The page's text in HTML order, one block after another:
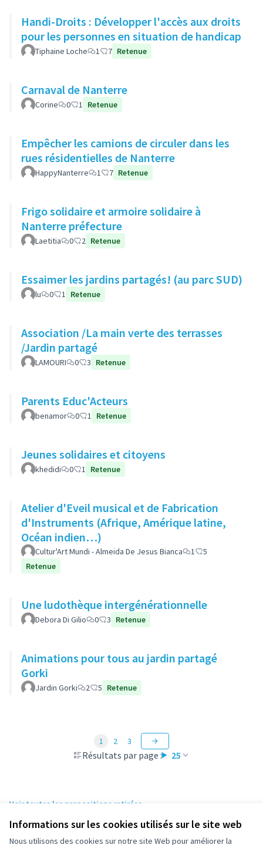
Informations sur les cookies utilisés sur le site web
Nous utilisons des cookies sur notre site Web pour améliorer la
Handi-Droits : Développer l'accès aux droits
pour les personnes en situation de handicap
Tiphaine Loche 1 7 Retenue
Carnaval de Nanterre
Corine 0 1 Retenue
Empêcher les camions de circuler dans les
rues résidentielles de Nanterre
HappyNanterre 1 7 Retenue
Frigo solidaire et armoire solidaire à
Nanterre préfecture
Laetitia 0 2 Retenue
Essaimer les jardins partagés! (au parc SUD)
lu 0 1 Retenue
Association /La main verte des terrasses
/Jardin partagé
LAMOURI 0 3 Retenue
Parents Educ'Acteurs
benamor 0 1 Retenue
Jeunes solidaires et citoyens
khedidi 0 1 Retenue
Atelier d'Eveil musical et de Fabrication
d'Instruments (Afrique, Amérique latine,
Océan indien…)
Cultur'Art Mundi - Almeida De Jesus Bianca 1
5
Retenue
Une ludothèque intergénérationnelle
Debora Di Gilio 0 3 Retenue
Animations pour tous au jardin partagé
Gorki
Jardin Gorki 2 5 Retenue
Résultats par page : 25
1 2 3
Voir toutes les propositions retirées